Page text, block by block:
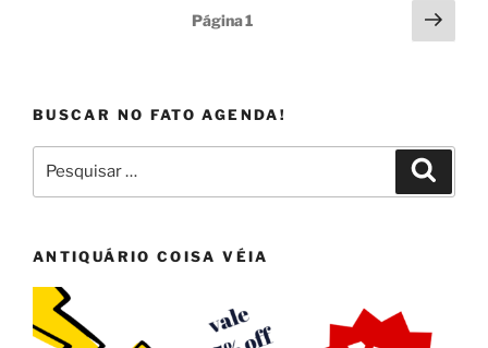
Página1
BUSCAR NO FATO AGENDA!
por:
ANTIQUÁRIO COISA VÉIA